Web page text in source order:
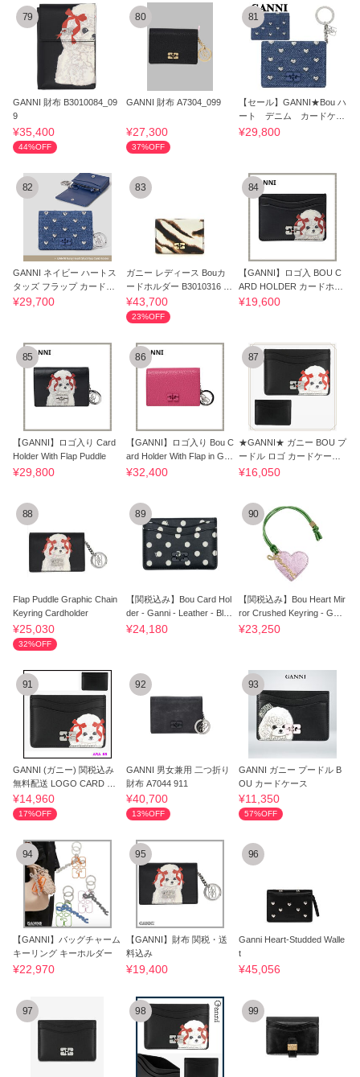
79
GANNI 財布 B3010084_09
9
¥35,400
44%OFF
80
GANNI 財布 A7304_099
¥27,300
37%OFF
81
【セール】GANNI★Bou ハ
ート デニム カードケー
ス
¥29,800
82
GANNI ネイビー ハートス
タッズ フラップ カードケ
ース
¥29,700
83
ガニー レディース Bouカ
ードホルダー B3010316 M
ulticolor
¥43,700
23%OFF
84
【GANNI】ロゴ入 BOU C
ARD HOLDER カードホル
ダー プードル
¥19,600
85
【GANNI】ロゴ入り Card
Holder With Flap Puddle
¥29,800
86
【GANNI】ロゴ入り Bou C
ard Holder With Flap in Grai
ned Pink
¥32,400
87
★GANNI★ ガニー BOU プ
ードル ロゴ カードケース
BLACK
¥16,050
88
Flap Puddle Graphic Chain
Keyring Cardholder
¥25,030
32%OFF
89
【関税込み】Bou Card Hol
der - Ganni - Leather - Blac
k
¥24,180
90
【関税込み】Bou Heart Mir
ror Crushed Keyring - Gan
ni - Synth
¥23,250
91
GANNI (ガニー) 関税込み
無料配送 LOGO CARD HO
LDER
¥14,960
17%OFF
92
GANNI 男女兼用 二つ折り
財布 A7044 911
¥40,700
13%OFF
93
GANNI ガニー プードル B
OU カードケース
¥11,350
57%OFF
94
【GANNI】バッグチャーム
キーリング キーホルダー
¥22,970
95
【GANNI】財布 関税・送
料込み
¥19,400
96
Ganni Heart-Studded Walle
t
¥45,056
97 98 99